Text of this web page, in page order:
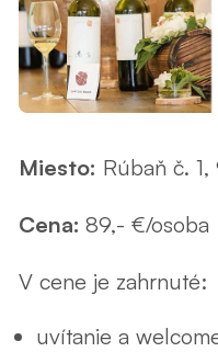
Miesto: Rúbaň č.
Cena: 89,- €/osoba
V cene je zahrnuté:
uvítanie a